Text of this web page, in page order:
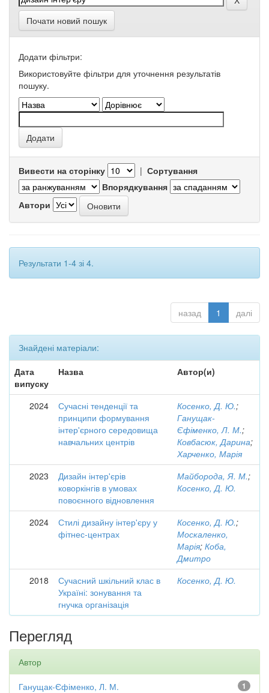
Почати новий пошук
Додати фільтри:
Використовуйте фільтри для уточнення результатів
пошуку.
Вивести на сторінку | Сортування
Впорядкування
Автори
Результати 1-4 зі 4.
назад 1 далі
Знайдені матеріали:
Дата
випуску
Назва Автор(и)
2024
Сучасні тенденції та
принципи формування
інтер'єрного середовища
навчальних центрів
Косенко, Д. Ю.;
Ганущак-
Єфіменко, Л. М.;
Ковбасюк, Дарина;
Харченко, Марія
2023
Дизайн інтер'єрів
коворкінгів в умовах
повоєнного відновлення
Майборода, Я. М.;
Косенко, Д. Ю.
2024
Стилі дизайну інтер'єру у
фітнес-центрах
Косенко, Д. Ю.;
Москаленко,
Марія; Коба,
Дмитро
2018
Сучасний шкільний клас в
Україні: зонування та
гнучка організація
Косенко, Д. Ю.
Перегляд
Автор
1
Ганущак-Єфіменко, Л. М.